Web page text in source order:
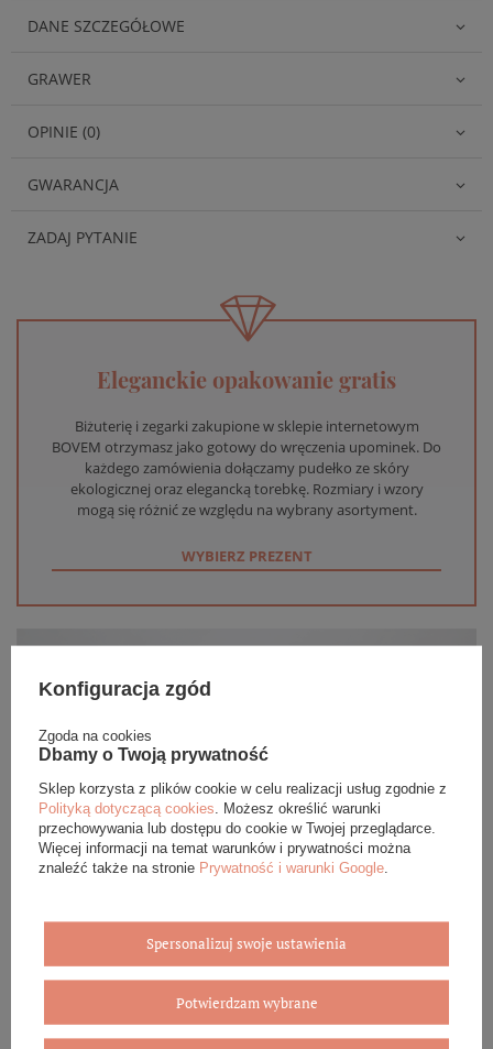
DANE SZCZEGÓŁOWE
GRAWER
OPINIE (0)
GWARANCJA
ZADAJ PYTANIE
Eleganckie opakowanie gratis
Biżuterię i zegarki zakupione w sklepie internetowym
BOVEM otrzymasz jako gotowy do wręczenia upominek. Do
każdego zamówienia dołączamy pudełko ze skóry
ekologicznej oraz elegancką torebkę. Rozmiary i wzory
mogą się różnić ze względu na wybrany asortyment.
WYBIERZ PREZENT
Konfiguracja zgód
Zgoda na cookies
Dbamy o Twoją prywatność
Sklep korzysta z plików cookie w celu realizacji usług zgodnie z
Polityką dotyczącą cookies . Możesz określić warunki
przechowywania lub dostępu do cookie w Twojej przeglądarce.
Więcej informacji na temat warunków i prywatności można
znaleźć także na stronie Prywatność i warunki Google
Spersonalizuj swoje ustawienia
Potwierdzam wybrane